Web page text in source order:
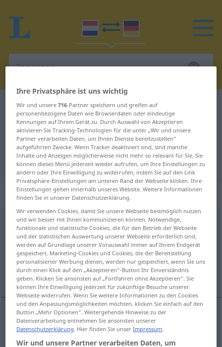
Niederländisch-Deutsch Wörterbuch
Niederländisch-Deutsch
Übersetzung für "inpersen"
"inpersen" Deutsch Übersetzung
„inpersen“: werkwoord
inpersen v
Übersicht aller Übersetzungen
(Für mehr Details die Übersetzung anklicken/antippen)
einpressen, einzwängen
einpressen,einzwängen inpersen
Ihre Privatsphäre ist uns wichtig
Wir und unsere716-Partner speichern und greifen auf
personenbezogene Daten wie Browserdaten oder eindeutige
Kennungen auf Ihrem Gerät zu. Durch Auswahl von Akzeptieren
aktivieren Sie Tracking-Technologien für die unter „Wir und unsere
Partner verarbeiten Daten, um Ihnen Dienste bereitzustellen“
aufgeführten Zwecke. Wenn Tracker deaktiviert sind, sind manche
Inhalte und Anzeigen möglicherweise nicht mehr so relevant für Sie. Sie
können dieses Menü jederzeit wieder aufrufen, um Ihre Einstellungen zu
ändern oder Ihre Einwilligung zu widerrufen, indem Sie auf den Link
Privatsphäre-Einstellungen am unteren Rand der Webseite klicken. Ihre
Einstellungen gelten innerhalb unseres Website. Weitere Informationen
finden Sie in unserer Datenschutzerklärung.
Wir verwenden Cookies, damit Sie unsere Webseite bestmöglich nutzen
und wir besser mit Ihnen kommunizieren können. Notwendige,
funktionale und statistische Cookies, die für den Betrieb der Webseite
und der statistischen Auswertung unserer Webseite erforderlich sind,
werden auf Grundlage unserer Vorauswahl immer auf Ihrem Endgerät
gespeichert. Marketing-Cookies und Cookies, die der Bereitstellung
personalisierter Werbung dienen, werden nur gespeichert, wenn Sie uns
durch einen Klick auf den „Akzeptieren“-Button Ihr Einverständnis
geben. Klicken Sie ansonsten auf „Fortfahren ohne Akzeptieren“. Sie
können Ihre Einwilligung jederzeit für zukünftige Besuche unserer
Webseite widerrufen. Wenn Sie weitere Informationen zu den Cookies
und den Anpassungsmöglichkeiten möchten, klicken Sie einfach auf den
Button „Mehr Optionen“. Weitergehende Hinweise zu der
Datenverarbeitung entnehmen Sie ansonsten unserer
Datenschutzerklärung. Hier finden Sie unserImpressum.
Wir und unsere Partner verarbeiten Daten, um